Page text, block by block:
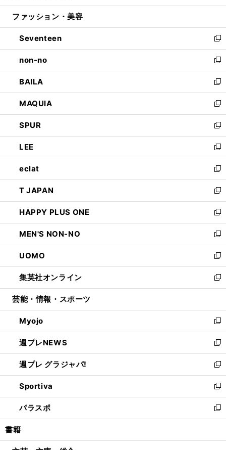
開
ウ
開
く
ン
ウ
で
開
く
ウ
ン
ド
ウ
で
開
く
ファッション・美容
Seventeen
新
し
い
ウ
ィ
ン
ド
ウ
で
開
く
non-no
新
し
い
ウ
ィ
ン
ド
ウ
で
開
く
BAILA
新
し
い
ウ
ィ
ン
ド
ウ
で
開
く
MAQUIA
新
し
い
ウ
ィ
ン
ド
ウ
で
開
く
SPUR
新
し
い
ウ
ィ
ン
ド
ウ
で
開
く
LEE
新
し
い
ウ
ィ
ン
ド
ウ
で
開
く
eclat
新
し
い
ウ
ィ
ン
ド
ウ
で
開
く
T JAPAN
新
し
い
ウ
ィ
ン
ド
ウ
で
開
HAPPY PLUS ONE
新
し
い
ウ
ィ
ン
ド
ウ
開
く
MEN'S NON-NO
新
し
い
ウ
ィ
ン
ウ
で
開
く
UOMO
新
し
い
ウ
ン
ド
ウ
で
開
く
集英社オンライン
新
し
ウ
ィ
ン
ド
ウ
で
開
く
芸能・情報・スポーツ
Myojo
新
し
い
ウ
ィ
ン
ド
ウ
で
開
週プレNEWS
新
し
い
ウ
ィ
ン
ド
ウ
開
週プレ グラジャパ!
新
し
い
ウ
ィ
ン
ウ
Sportiva
新
し
い
ウ
ン
パラスポ
新
し
ウ
書籍